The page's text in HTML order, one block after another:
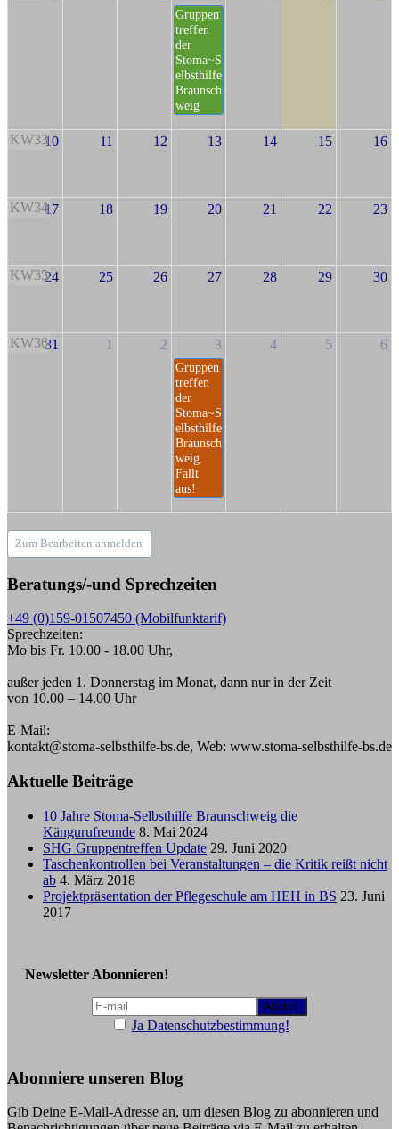
Gruppen
treffen
der
Stoma~S
elbsthilfe
Braunsch
weig
KW3310 11 12 13 14 15 16
KW3417 18 19 20 21 22 23
KW3524 25 26 27 28 29 30
KW3631 1 2 3
Gruppen
treffen
der
Stoma~S
elbsthilfe
Braunsch
weig.
Fällt
aus!
4 5 6
Zum Bearbeiten anmelden
Beratungs/-und Sprechzeiten
+49 (0)159-01507450 (Mobilfunktarif)
Sprechzeiten:
Mo bis Fr. 10.00 - 18.00 Uhr,
außer jeden 1. Donnerstag im Monat, dann nur in der Zeit
von 10.00 – 14.00 Uhr
E-Mail:
kontakt@stoma-selbsthilfe-bs.de, Web: www.stoma-selbsthilfe-bs.de
Aktuelle Beiträge
10 Jahre Stoma-Selbsthilfe Braunschweig die
Kängurufreunde 8. Mai 2024
SHG Gruppentreffen Update 29. Juni 2020
Taschenkontrollen bei Veranstaltungen – die Kritik reißt nicht
ab 4. März 2018
Projektpräsentation der Pflegeschule am HEH in BS 23. Juni
2017
Newsletter Abonnieren!
Ja Datenschutzbestimmung!
Abonniere unseren Blog
Gib Deine E-Mail-Adresse an, um diesen Blog zu abonnieren und